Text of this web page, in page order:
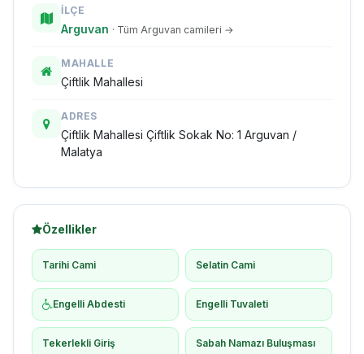
İLÇE
Arguvan · Tüm Arguvan camileri →
MAHALLE
Çiftlik Mahallesi
ADRES
Çiftlik Mahallesi Çiftlik Sokak No: 1 Arguvan /
Malatya
Özellikler
Tarihi Cami Selatin Cami
Engelli Abdesti Engelli Tuvaleti
Tekerlekli Giriş Sabah Namazı Buluşması